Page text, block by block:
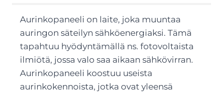
Aurinkopaneeli on laite, joka muuntaa
auringon säteilyn sähköenergiaksi. Tämä
tapahtuu hyödyntämällä ns. fotovoltaista
ilmiötä, jossa valo saa aikaan sähkövirran.
Aurinkopaneeli koostuu useista
aurinkokennoista, jotka ovat yleensä